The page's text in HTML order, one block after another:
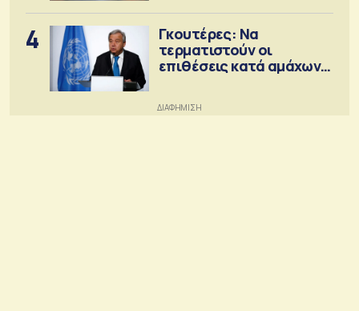
4
Γκουτέρες: Να
τερματιστούν οι
επιθέσεις κατά αμάχων